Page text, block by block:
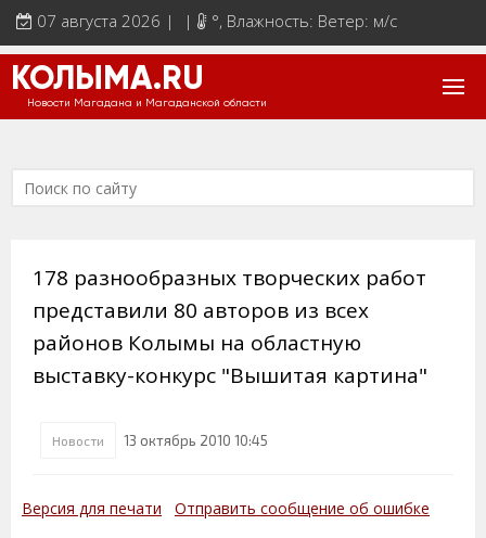
07 августа 2026 | | °, Влажность: Ветер: м/с
КОЛЫМА.RU
Новости Магадана и Магаданской области
178 разнообразных творческих работ
представили 80 авторов из всех
районов Колымы на областную
выставку-конкурс "Вышитая картина"
Новости 13 октябрь 2010 10:45
Версия для печати Отправить сообщение об ошибке